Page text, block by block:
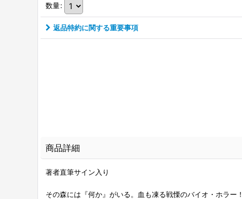
数量:
返品特約に関する重要事項
商品詳細
著者直筆サイン入り
その森には『何か』がいる。血も凍る戦慄のバイオ・ホラー！